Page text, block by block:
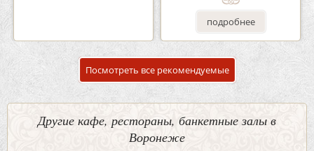
подробнее
Посмотреть все рекомендуемые
Другие кафе, рестораны, банкетные залы в
Воронеже